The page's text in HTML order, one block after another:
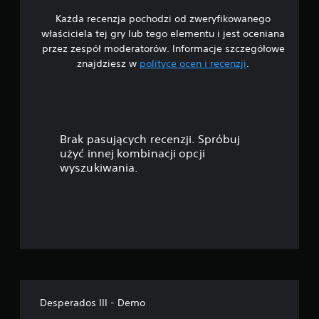
/
5
—
Każda recenzja pochodzi od zweryfikowanego
właściciela tej gry lub tego elementu i jest oceniana
przez zespół moderatorów. Informacje szczegółowe
znajdziesz w polityce ocen i recenzji.
Brak pasujących recenzji. Spróbuj
użyć innej kombinacji opcji
wyszukiwania.
Desperados III - Demo